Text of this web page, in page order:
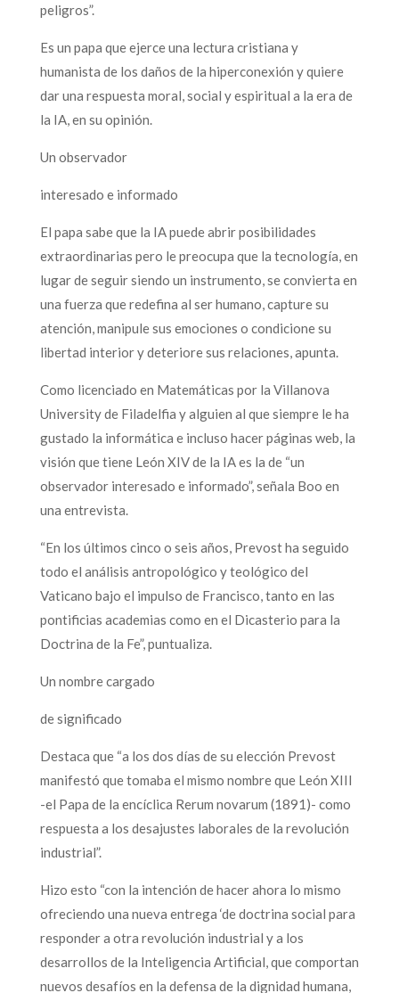
peligros”.
Es un papa que ejerce una lectura cristiana y
humanista de los daños de la hiperconexión y quiere
dar una respuesta moral, social y espiritual a la era de
la IA, en su opinión.
Un observador
interesado e informado
El papa sabe que la IA puede abrir posibilidades
extraordinarias pero le preocupa que la tecnología, en
lugar de seguir siendo un instrumento, se convierta en
una fuerza que redefina al ser humano, capture su
atención, manipule sus emociones o condicione su
libertad interior y deteriore sus relaciones, apunta.
Como licenciado en Matemáticas por la Villanova
University de Filadelfia y alguien al que siempre le ha
gustado la informática e incluso hacer páginas web, la
visión que tiene León XIV de la IA es la de “un
observador interesado e informado”, señala Boo en
una entrevista.
“En los últimos cinco o seis años, Prevost ha seguido
todo el análisis antropológico y teológico del
Vaticano bajo el impulso de Francisco, tanto en las
pontificias academias como en el Dicasterio para la
Doctrina de la Fe”, puntualiza.
Un nombre cargado
de significado
Destaca que “a los dos días de su elección Prevost
manifestó que tomaba el mismo nombre que León XIII
-el Papa de la encíclica Rerum novarum (1891)- como
respuesta a los desajustes laborales de la revolución
industrial”.
Hizo esto “con la intención de hacer ahora lo mismo
ofreciendo una nueva entrega ‘de doctrina social para
responder a otra revolución industrial y a los
desarrollos de la Inteligencia Artificial, que comportan
nuevos desafíos en la defensa de la dignidad humana,